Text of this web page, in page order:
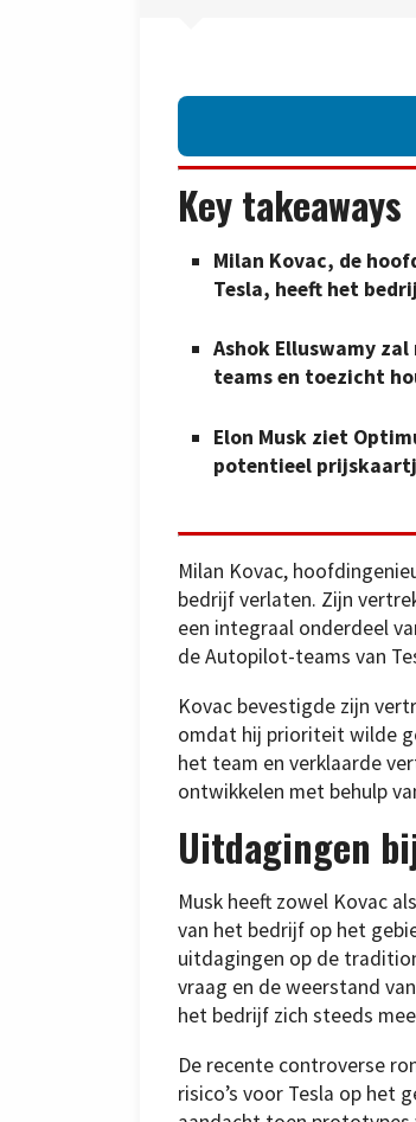
Key takeaways
Milan Kovac, de
Tesla, heeft het
Ashok Elluswamy
teams en toezicht
Elon Musk ziet
potentieel
Milan Kovac,
bedrijf verlaten. Zijn
een integraal onderdeel
de Autopilot-teams van
Kovac bevestigde zijn
omdat hij prioriteit wilde
het team en verklaarde
ontwikkelen met behulp
Uitdagingen
Musk heeft zowel Kovac
van het bedrijf op het
uitdagingen op de
vraag en de weerstand
het bedrijf zich steeds
De recente controverse
risico’s voor Tesla op het